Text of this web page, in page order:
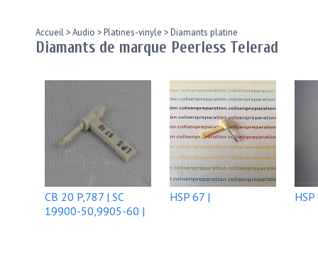
Accueil >Audio >Platines-vinyle >Diamants platine
Diamants de marque Peerless Telerad
CB 20 P,787 | SC
19900-50,9905-60 |
HSP 67 |